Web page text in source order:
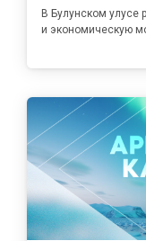
В Булунском улусе
и экономическую